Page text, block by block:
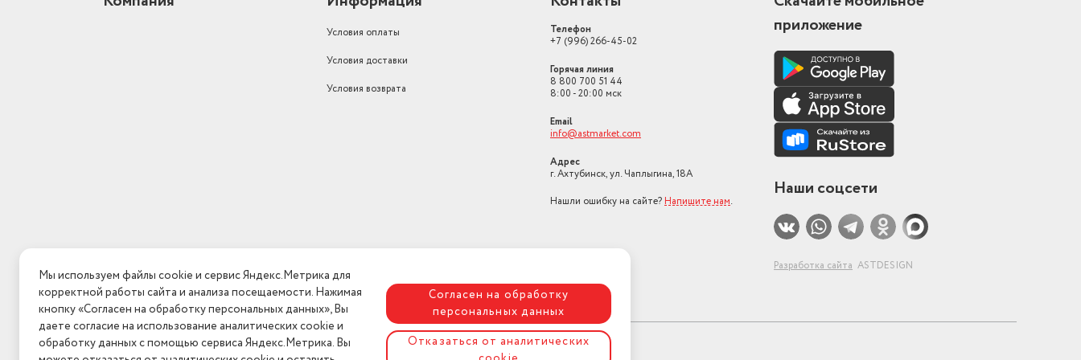
реверс, регулировка частоты
Китай
3
Условия оплаты
Условия доставки
Условия возврата
Телефон
+7 (996) 266-45-02
Горячая линия
8 800 700 51 44
8:00 - 20:00 мск
Email
info@astmarket.com
Адрес
г. Ахтубинск, ул. Чаплыгина, 18А
Нашли ошибку на сайте? Напишите нам.
приложение
Наши соцсети
Разработка сайта ASTDESIGN
Мы используем файлы cookie и сервис Яндекс.Метрика для
корректной работы сайта и анализа посещаемости. Нажимая
кнопку «Согласен на обработку персональных данных», Вы
даете согласие на использование аналитических cookie и
обработку данных с помощью сервиса Яндекс.Метрика. Вы
Согласен на обработку
персональных данных
Отказаться от аналитических